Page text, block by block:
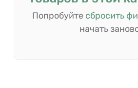
Попробуйте сбросить
начать